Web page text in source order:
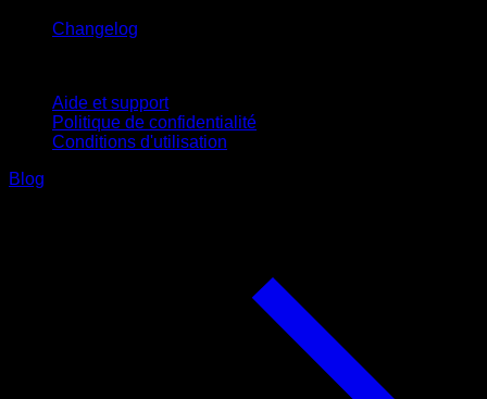
Changelog
Aide et support
Politique de confidentialité
Conditions d'utilisation
Blog